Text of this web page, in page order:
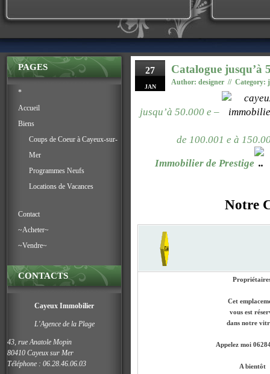
PAGES
*
Accueil
Biens
Coups de Coeur à Cayeux-sur-
Mer
Programmes Neufs
Locations de Vacances
Contact
~Acheter~
~Vendre~
CONTACTS
Cayeux Immobilier
L'Agence de la Plage
43, rue Anatole Mopin
80410 Cayeux sur Mer
Téléphone : 06.28.46.06.03
27
JAN
Catalogue jusqu’à
Author: designer // Category:
jusqu’à 50.000 e –
de 100.001 e à
Immobilier de Prestige
Notre
Cet
vous est
dans notre
Appelez moi
A bientôt